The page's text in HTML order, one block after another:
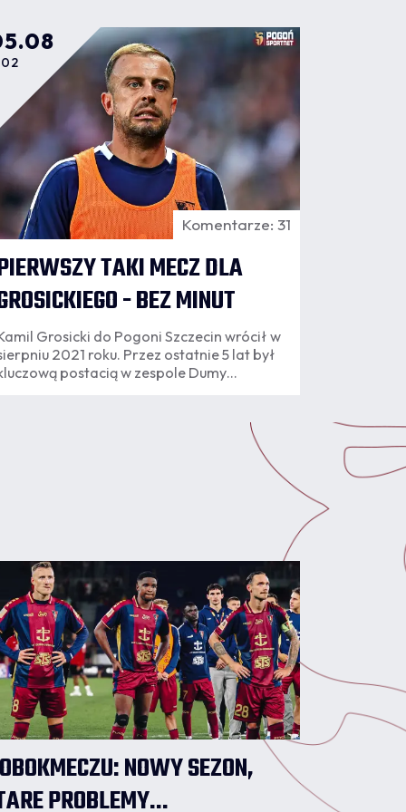
Komentarze: 31
TAKI MECZ DLA
- BEZ MINUT
Grosicki do Pogoni Szczecin wrócił w
2021 roku. Przez ostatnie 5 lat był
postacią w zespole Dumy
poniedziałkowym meczu nie pojawił się
NOWY SEZON,
PROBLEMY...